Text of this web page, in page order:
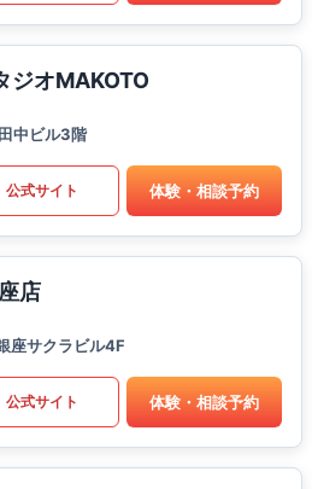
ジオMAKOTO
中ビル3階
公式サイト 体験・相談予約
店
座サクラビル4F
公式サイト 体験・相談予約